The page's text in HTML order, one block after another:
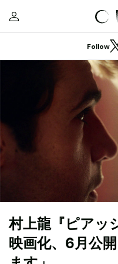
Follow
村上龍『ピアッ
映画化、6月公